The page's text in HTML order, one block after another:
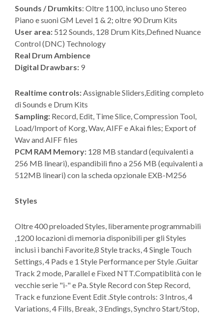
Sounds / Drumkits: Oltre 1100, incluso uno Stereo
Piano e suoni GM Level 1 & 2; oltre 90 Drum Kits
User area: 512 Sounds, 128 Drum Kits,Defined Nuance
Control (DNC) Technology
Real Drum Ambience
Digital Drawbars: 9
Realtime controls:Assignable Sliders,Editing completo
di Sounds e Drum Kits
Sampling: Record, Edit, Time Slice, Compression Tool,
Load/Import of Korg, Wav, AIFF e Akai files; Export of
Wav and AIFF files
PCM RAM Memory: 128 MB standard (equivalenti a
256 MB lineari), espandibili fino a 256 MB (equivalenti a
512MB lineari) con la scheda opzionale EXB-M256
Styles
Oltre 400 preloaded Styles, liberamente programmabili
,1200 locazioni di memoria disponibili per gli Styles
inclusi i banchi Favorite,8 Style tracks, 4 Single Touch
Settings, 4 Pads e 1 Style Performance per Style .Guitar
Track 2 mode, Parallel e Fixed NTT.Compatiblità con le
vecchie serie "i-" e Pa. Style Record con Step Record,
Track e funzione Event Edit .Style controls: 3 Intros, 4
Variations, 4 Fills, Break, 3 Endings, Synchro Start/Stop,